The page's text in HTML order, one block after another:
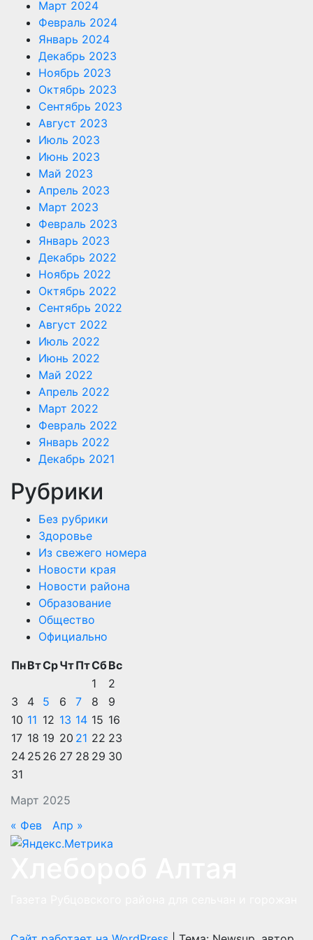
Март 2024
Февраль 2024
Январь 2024
Декабрь 2023
Ноябрь 2023
Октябрь 2023
Сентябрь 2023
Август 2023
Июль 2023
Июнь 2023
Май 2023
Апрель 2023
Март 2023
Февраль 2023
Январь 2023
Декабрь 2022
Ноябрь 2022
Октябрь 2022
Сентябрь 2022
Август 2022
Июль 2022
Июнь 2022
Май 2022
Апрель 2022
Март 2022
Февраль 2022
Январь 2022
Декабрь 2021
Рубрики
Без рубрики
Здоровье
Из свежего номера
Новости края
Новости района
Образование
Общество
Официально
Март 2025
ПнВтСрЧтПтСбВс
1
2
3
4 5 6 7 8
9
10 11 12 13 14 15 16
17 18 19 20 21 22 23
24 25 26 27 28 29 30
31
« Фев Апр »